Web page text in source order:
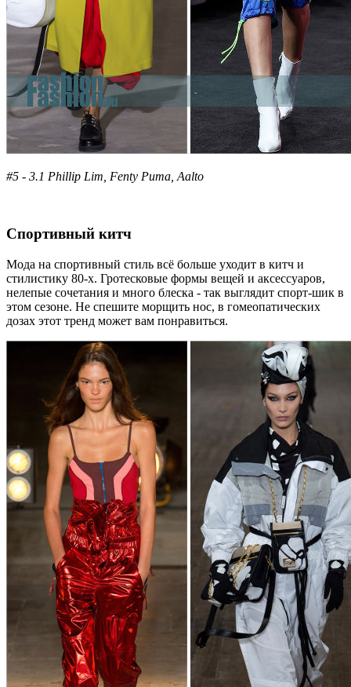
#5 - 3.1 Phillip Lim, Fenty Puma, Aalto
Спортивный китч
Мода на спортивный стиль всё больше уходит в китч и
стилистику 80-х. Гротесковые формы вещей и аксессуаров,
нелепые сочетания и много блеска - так выглядит спорт-шик в
этом сезоне. Не спешите морщить нос, в гомеопатических
дозах этот тренд может вам понравиться.